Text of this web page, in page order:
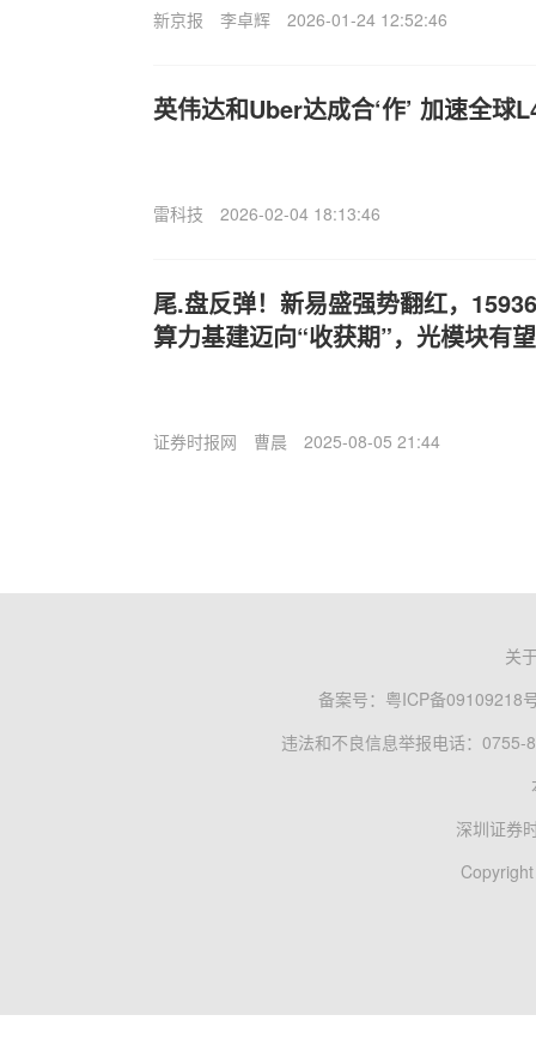
新京报 李卓辉 2026-01-24 12:52:46
英伟达和Uber达成合‘作’ 加速全球
雷科技 2026-02-04 18:13:46
尾.盘反弹！新易盛强势翻红，
算力基建迈向“收获期”，光模块有
证券时报网 曹晨 2025-08-05 21:44
关
备案号： 粤ICP备09109218
违法和不良信息举报电话：0755-
深圳证券